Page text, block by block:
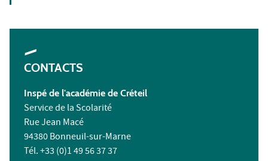
CONTACTS
Inspé de l'académie de Créteil
Service de la Scolarité
Rue Jean Macé
94380 Bonneuil-sur-Marne
Tél. +33 (0)1 49 56 37 37